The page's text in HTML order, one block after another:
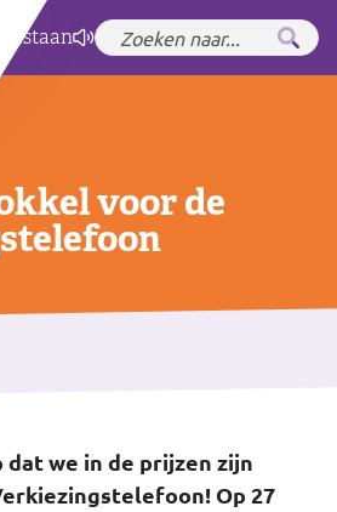
aan
voor de
we in de prijzen zijn
Op 27